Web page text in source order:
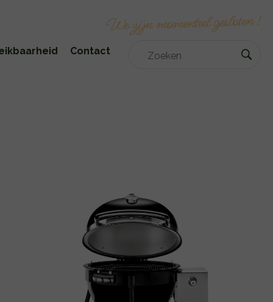
We zijn momenteel gesloten!
Contact